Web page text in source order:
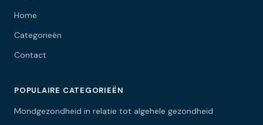
Home
Categorieën
Contact
POPULAIRE CATEGORIEËN
Mondgezondheid in relatie tot algehele gezondheid